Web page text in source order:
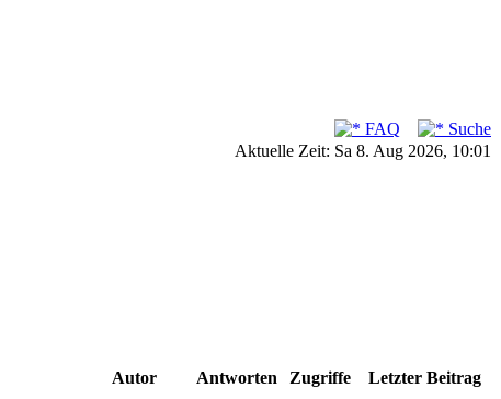
FAQ
Suche
Aktuelle Zeit: Sa 8. Aug 2026, 10:01
Autor Antworten Zugriffe Letzter Beitrag